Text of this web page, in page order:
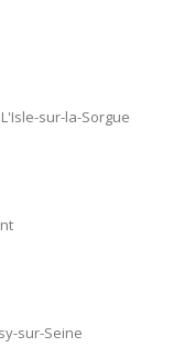
L'Isle-sur-la-Sorgue
sur-Seine